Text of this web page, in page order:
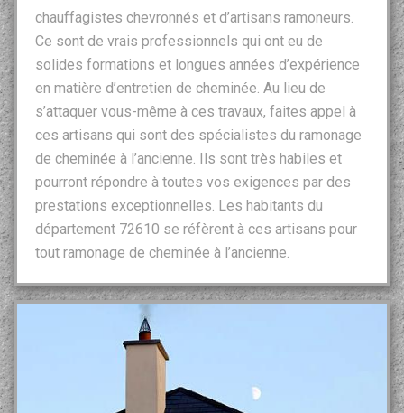
chauffagistes chevronnés et d’artisans ramoneurs.
Ce sont de vrais professionnels qui ont eu de
solides formations et longues années d’expérience
en matière d’entretien de cheminée. Au lieu de
s’attaquer vous-même à ces travaux, faites appel à
ces artisans qui sont des spécialistes du ramonage
de cheminée à l’ancienne. Ils sont très habiles et
pourront répondre à toutes vos exigences par des
prestations exceptionnelles. Les habitants du
département 72610 se réfèrent à ces artisans pour
tout ramonage de cheminée à l’ancienne.